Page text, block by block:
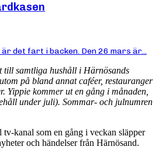
det fart i backen. Den 26 mars är...
till samtliga hushåll i Härnösands
på bland annat caféer, restauranger
Yippie kommer ut en gång i månaden,
under juli). Sommar- och julnumren
tv-kanal som en gång i veckan släpper
och händelser från Härnösand.